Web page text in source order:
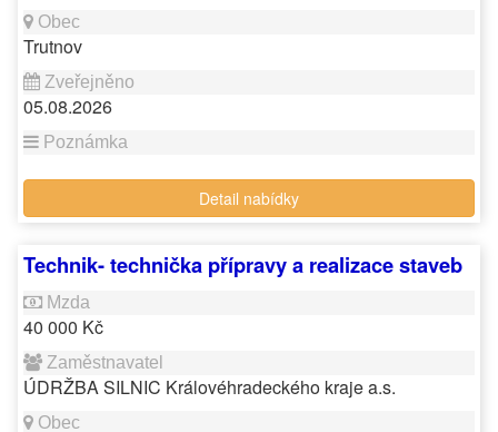
Trutnov
05.08.2026
Detail nabídky
Technik- technička přípravy a realizace staveb
40 000 Kč
ÚDRŽBA SILNIC Královéhradeckého kraje a.s.